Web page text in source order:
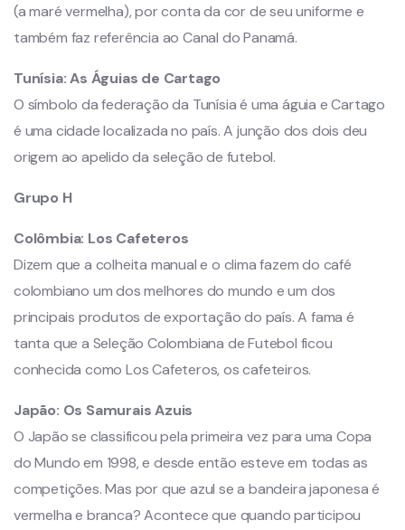
(a maré vermelha), por conta da cor de seu uniforme e
também faz referência ao Canal do Panamá.
Tunísia: As Águias de Cartago
O símbolo da federação da Tunísia é uma águia e Cartago
é uma cidade localizada no país. A junção dos dois deu
origem ao apelido da seleção de futebol.
Grupo H
Colômbia: Los Cafeteros
Dizem que a colheita manual e o clima fazem do café
colombiano um dos melhores do mundo e um dos
principais produtos de exportação do país. A fama é
tanta que a Seleção Colombiana de Futebol ficou
conhecida como Los Cafeteros, os cafeteiros.
Japão: Os Samurais Azuis
O Japão se classificou pela primeira vez para uma Copa
do Mundo em 1998, e desde então esteve em todas as
competições. Mas por que azul se a bandeira japonesa é
vermelha e branca? Acontece que quando participou